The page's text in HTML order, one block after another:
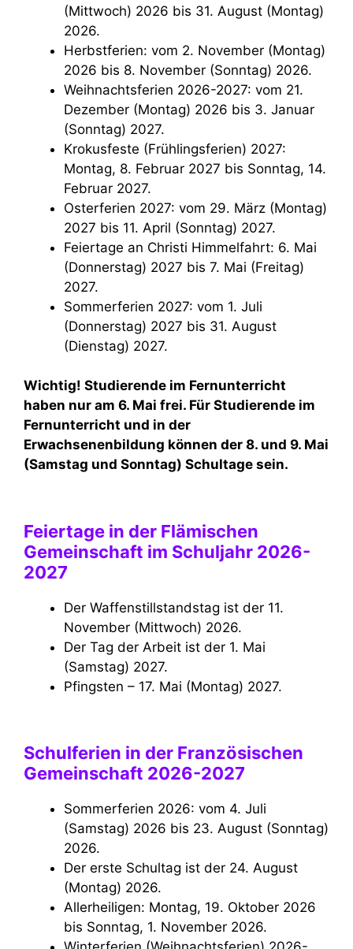
(Mittwoch) 2026 bis 31. August (Montag)
2026.
Herbstferien: vom 2. November (Montag)
2026 bis 8. November (Sonntag) 2026.
Weihnachtsferien 2026-2027: vom 21.
Dezember (Montag) 2026 bis 3. Januar
(Sonntag) 2027.
Krokusfeste (Frühlingsferien) 2027:
Montag, 8. Februar 2027 bis Sonntag, 14.
Februar 2027.
Osterferien 2027: vom 29. März (Montag)
2027 bis 11. April (Sonntag) 2027.
Feiertage an Christi Himmelfahrt: 6. Mai
(Donnerstag) 2027 bis 7. Mai (Freitag)
2027.
Sommerferien 2027: vom 1. Juli
(Donnerstag) 2027 bis 31. August
(Dienstag) 2027.
Wichtig! Studierende im Fernunterricht
haben nur am 6. Mai frei. Für Studierende im
Fernunterricht und in der
Erwachsenenbildung können der 8. und 9. Mai
(Samstag und Sonntag) Schultage sein.
Feiertage in der Flämischen
Gemeinschaft im Schuljahr 2026-
2027
Der Waffenstillstandstag ist der 11.
November (Mittwoch) 2026.
Der Tag der Arbeit ist der 1. Mai
(Samstag) 2027.
Pfingsten – 17. Mai (Montag) 2027.
Schulferien in der Französischen
Gemeinschaft 2026-2027
Sommerferien 2026: vom 4. Juli
(Samstag) 2026 bis 23. August (Sonntag)
2026.
Der erste Schultag ist der 24. August
(Montag) 2026.
Allerheiligen: Montag, 19. Oktober 2026
bis Sonntag, 1. November 2026.